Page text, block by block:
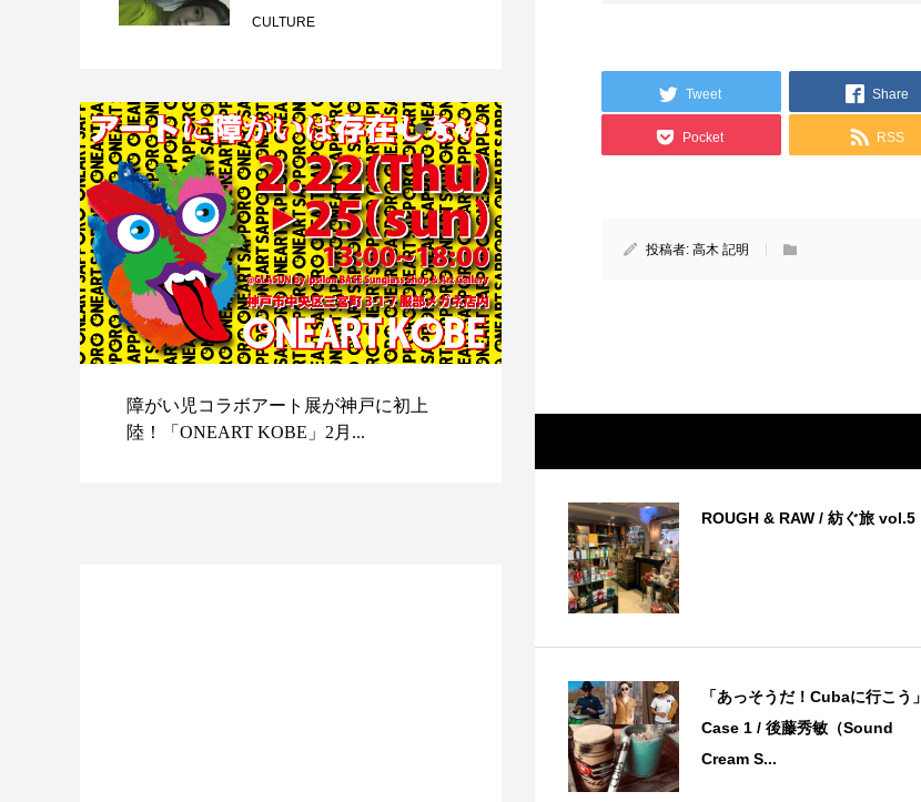
Tweet Share
Pocket RSS
投稿者:高木 記明
ROUGH & RAW / 紡ぐ旅 vol.5
「あっそうだ！Cubaに行こう」
Case 1 / 後藤秀敏（Sound
Cream S...
CULTURE
障がい児コラボアート展が神戸に初上
陸！「ONEART KOBE」2月...